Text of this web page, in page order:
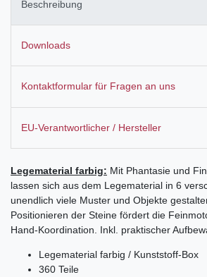
Beschreibung
Downloads
Kontaktformular für Fragen an uns
EU-Verantwortlicher / Hersteller
Legematerial farbig: Mit Phantasie und
lassen sich aus dem Legematerial in 6
unendlich viele Muster und Objekte
Positionieren der Steine fördert die
Hand-Koordination. Inkl. praktischer
Legematerial farbig / Kunststoff-Box
360 Teile